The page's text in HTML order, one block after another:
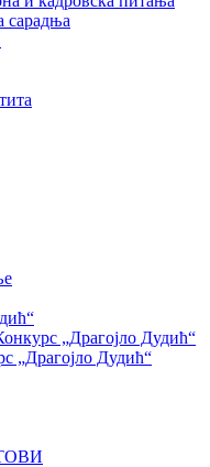
сарадња
„Драгојло Дудић“
„Драгојло Дудић“